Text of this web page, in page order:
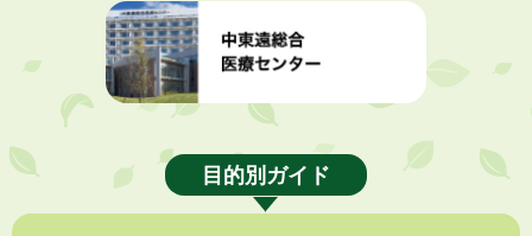
2026年8月6日
熱中症対策「クーリングシェルター」の設置について
2026年8月6日
「お茶を知る・体験する講座」を開催します
目的別ガイド